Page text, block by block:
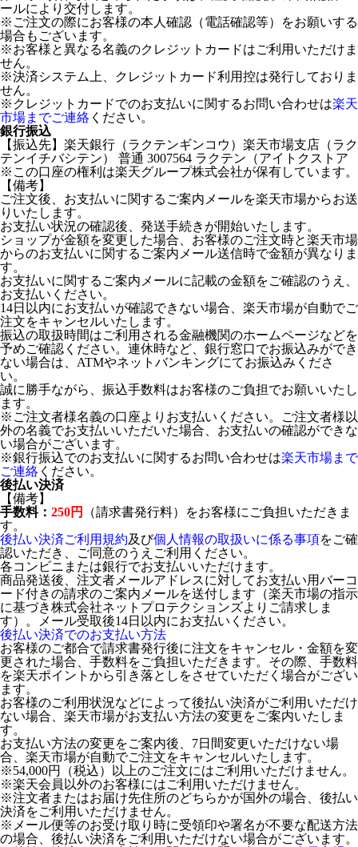
ールにより交付します。
※ご注文の際にお客様の本人確認（電話確認等）をお願いする
場合もございます。
※お客様と異なる名義のクレジットカードはご利用いただけま
せん。
※決済システム上、クレジットカード利用控は発行しておりま
せん。
※クレジットカードでのお支払いに関するお問い合わせは楽天
市場までご連絡 ください。
銀行振込
【振込先】楽天銀行（ラクテンギンコウ）楽天市場支店（ラク
テンイチバシテン） 普通 3007564 ラクテン（アイトクストア
※この口座の権利は楽天グループ株式会社が保有しています。
【備考】
ご注文後、お支払いに関するご案内メールを楽天市場からお送
りいたします。
お支払い状況の確認後、発送手続きが開始いたします。
ショップが金額を変更した場合、お客様のご注文時と楽天市場
からのお支払いに関するご案内メール送信時で金額が異なりま
す。
お支払いに関するご案内メールに記載の金額をご確認のうえ、
お支払いください。
14日以内にお支払いが確認できない場合、楽天市場が自動でご
注文をキャンセルいたします。
振込の取扱時間はご利用される金融機関のホームページなどを
予めご確認ください。連休時など、銀行窓口でお振込みができ
ない場合は、ATMやネットバンキングにてお振込みくださ
い。
誠に勝手ながら、振込手数料はお客様のご負担でお願いいたし
ます。
※ご注文者様名義の口座よりお支払いください。ご注文者様以
外の名義でお支払いいただいた場合、お支払いの確認ができな
い場合がございます。
※銀行振込でのお支払いに関するお問い合わせは楽天市場まで
ご連絡 ください。
後払い決済
【備考】
手数料： 250円
（請求書発行料）をお客様にご負担いただきま
す。
後払い決済ご利用規約及び個人情報の取扱いに係る事項をご確
認いただき、ご同意のうえご利用ください。
各コンビニまたは銀行でお支払いいただけます。
商品発送後、注文者メールアドレスに対してお支払い用バーコ
ード付きの請求のご案内メールを送付します（楽天市場の指示
に基づき株式会社ネットプロテクションズよりご請求しま
す）。メール受取後14日以内にお支払いください。
後払い決済でのお支払い方法
お客様のご都合で請求書発行後に注文をキャンセル・金額を変
更された場合、手数料をご負担いただきます。その際、手数料
を楽天ポイントから引き落としをさせていただく場合がござい
ます。
お客様のご利用状況などによって後払い決済がご利用いただけ
ない場合、楽天市場がお支払い方法の変更をご案内いたしま
す。
お支払い方法の変更をご案内後、7日間変更いただけない場
合、楽天市場が自動でご注文をキャンセルいたします。
※54,000円（税込）以上のご注文にはご利用いただけません。
※楽天会員以外のお客様にはご利用いただけません。
※注文者またはお届け先住所のどちらかが国外の場合、後払い
決済をご利用いただけません。
※メール便等のお受け取り時に受領印や署名が不要な配送方法
の場合、後払い決済をご利用いただけない場合がございます。